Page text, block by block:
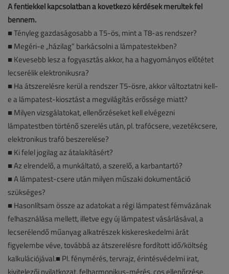
A fentiekkel kapcsolatban a következő kérdések merültek fel
bennem.
■Tényleg gazdaságosabb a T5-ös, mint a T8-as rendszer?
■ Megéri-e „házilag” barkácsolni a lámpatestekben?
■ Kevesebb lesz a fogyasztás akkor, ha a hagyományos előtétet
lecserélik elektronikusra?
■ Ha átszerelésre kerül a rendszer T5-ösre, akkor változtatni kell-
e a lámpatest-kiosztást a megvilágítás erőssége miatt?
■ Milyen vizsgálatokat, ellenőrzéseket kell elvégezni
lámpatestben történő szerelés után, pl. trafócsere, vezetékcsere,
elektronikus trafó beszerelése?
■ Ki felel jogilag az átalakításért?
■ Az elrendelő, a munkáltató, a szerelő, a karbantartó?
■ A lámpatest-csere után milyen műszaki dokumentáció
szükséges?
■ Hasonlítsam össze az adatokat a régi lámpatest fémvázának
felhasználása mellett, illetve egy új lámpatest vásárlásával, a
lecserélendő műanyag alkatrészek kiskereskedelmi árát
figyelembe véve, továbbá az átszerelésre fordított idő/költség
kalkulációjával.■ Pl. fénymérés, tervrajz, érintésvédelmi irat,
kivitelezői nyilatkozat, felharmonikus-mérés, cos ellenőrzése,